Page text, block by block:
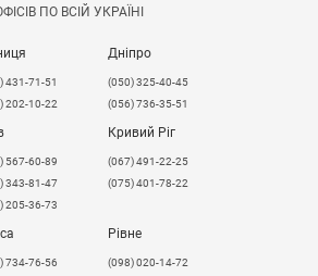
ПО ВСІЙ УКРАЇНІ
431-71-51
202-10-22
Дніпро
(050) 325-40-45
(056) 736-35-51
567-60-89
343-81-47
205-36-73
Кривий Ріг
(067) 491-22-25
(075) 401-78-22
734-76-56
Рівне
(098) 020-14-72